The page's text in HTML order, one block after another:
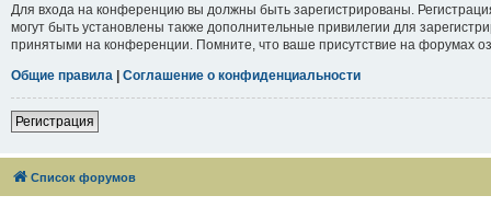
Для входа на конференцию вы должны быть зарегистрированы.
могут быть установлены также дополнительные привилегии для
принятыми на конференции. Помните, что ваше присутствие на форумах
Общие правила | Соглашение о конфиденциальности
Регистрация
Список форумов